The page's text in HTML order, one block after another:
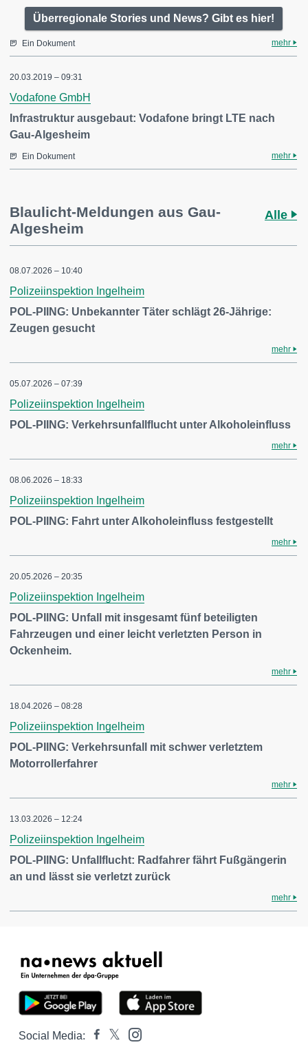
Überregionale Stories und News? Gibt es hier!
Ein Dokument mehr
20.03.2019 – 09:31
Vodafone GmbH
Infrastruktur ausgebaut: Vodafone bringt LTE nach
Gau-Algesheim
Ein Dokument mehr
Blaulicht-Meldungen aus Gau-
Algesheim
Alle
08.07.2026 – 10:40
Polizeiinspektion Ingelheim
POL-PIING: Unbekannter Täter schlägt 26-Jährige:
Zeugen gesucht
mehr
05.07.2026 – 07:39
Polizeiinspektion Ingelheim
POL-PIING: Verkehrsunfallflucht unter Alkoholeinfluss
mehr
08.06.2026 – 18:33
Polizeiinspektion Ingelheim
POL-PIING: Fahrt unter Alkoholeinfluss festgestellt
mehr
20.05.2026 – 20:35
Polizeiinspektion Ingelheim
POL-PIING: Unfall mit insgesamt fünf beteiligten
Fahrzeugen und einer leicht verletzten Person in
Ockenheim.
mehr
18.04.2026 – 08:28
Polizeiinspektion Ingelheim
POL-PIING: Verkehrsunfall mit schwer verletztem
Motorrollerfahrer
mehr
13.03.2026 – 12:24
Polizeiinspektion Ingelheim
POL-PIING: Unfallflucht: Radfahrer fährt Fußgängerin
an und lässt sie verletzt zurück
mehr
Social Media: